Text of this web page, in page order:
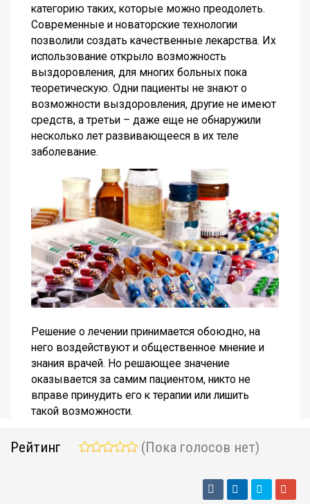
категорию таких, которые можно преодолеть.
Современные и новаторские технологии
позволили создать качественные лекарства. Их
использование открыло возможность
выздоровления, для многих больных пока
теоретическую. Одни пациенты не знают о
возможности выздоровления, другие не имеют
средств, а третьи – даже еще не обнаружили
несколько лет развивающееся в их теле
заболевание.
Решение о лечении принимается обоюдно, на
него воздействуют и общественное мнение и
знания врачей. Но решающее значение
оказывается за самим пациентом, никто не
вправе принудить его к терапии или лишить
такой возможности.
Рейтинг (Пока голосов нет)